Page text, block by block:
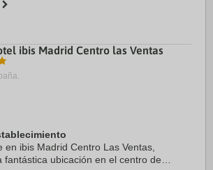
San Basilio - ...
ibis Madrid Centro las Ventas
en ibis Madrid Centro Las Ventas,
fantástica ubicación en el centro de